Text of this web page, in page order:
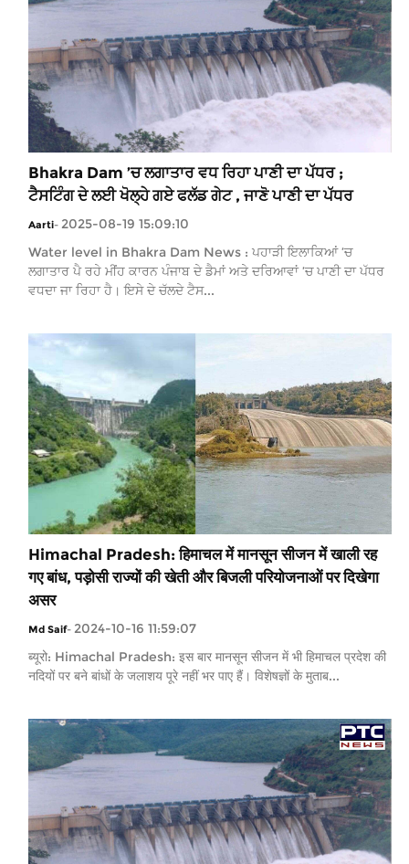
Bhakra Dam ’ਚ ਲਗਾਤਾਰ ਵਧ ਰਿਹਾ ਪਾਣੀ ਦਾ ਪੱਧਰ ;
ਟੈਸਟਿੰਗ ਦੇ ਲਈ ਖੋਲ੍ਹੇ ਗਏ ਫਲੱਡ ਗੇਟ , ਜਾਣੋ ਪਾਣੀ ਦਾ ਪੱਧਰ
Aarti- 2025-08-19 15:09:10
Water level in Bhakra Dam News : ਪਹਾੜੀ ਇਲਾਕਿਆਂ ’ਚ
ਲਗਾਤਾਰ ਪੈ ਰਹੇ ਮੀਂਹ ਕਾਰਨ ਪੰਜਾਬ ਦੇ ਡੈਮਾਂ ਅਤੇ ਦਰਿਆਵਾਂ ’ਚ ਪਾਣੀ ਦਾ ਪੱਧਰ
ਵਧਦਾ ਜਾ ਰਿਹਾ ਹੈ। ਇਸੇ ਦੇ ਚੱਲਦੇ ਟੈਸ...
Himachal Pradesh: हिमाचल में मानसून सीजन में खाली रह
गए बांध, पड़ोसी राज्यों की खेती और बिजली परियोजनाओं पर दिखेगा
असर
Md Saif- 2024-10-16 11:59:07
ब्यूरो: Himachal Pradesh: इस बार मानसून सीजन में भी हिमाचल प्रदेश की
नदियों पर बने बांधों के जलाशय पूरे नहीं भर पाए हैं। विशेषज्ञों के मुताब...